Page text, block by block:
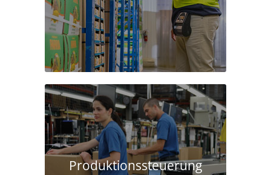
Produktions­steuerung